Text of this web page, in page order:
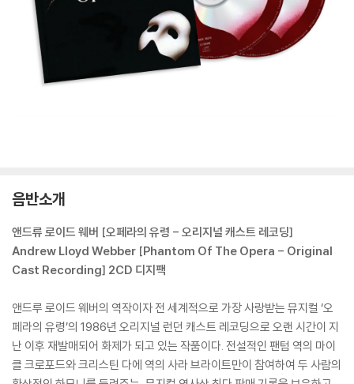
음반소개
앤드류 로이드 웨버 [오페라의 유령 - 오리지널 캐스트 레코딩]
Andrew Lloyd Webber [Phantom Of The Opera - Original
Cast Recording] 2CD 디지팩
앤드루 로이드 웨버의 역작이자 전 세계적으로 가장 사랑받는 뮤지컬 ‘오
페라의 유령’의 1986년 오리지널 런던 캐스트 레코딩으로 오랜 시간이 지
난 이후 재발매되어 화제가 되고 있는 작품이다. 전설적인 팬텀 역의 마이
클 크로포드와 크리스틴 다에 역의 사라 브라이트만이 참여하여 두 사람의